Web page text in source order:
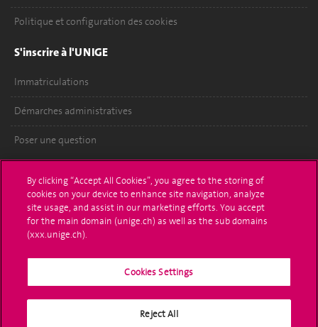
Politique et configuration des cookies
S'inscrire à l'UNIGE
Immatriculations
Démarches administratives
Poser une question
UNIGE Mobile
Médias
Offres d'emploi
Bibliothèque
By clicking “Accept All Cookies”, you agree to the storing of
cookies on your device to enhance site navigation, analyze
site usage, and assist in our marketing efforts. You accept
for the main domain (unige.ch) as well as the sub domains
(xxx.unige.ch).
Cookies Settings
Reject All